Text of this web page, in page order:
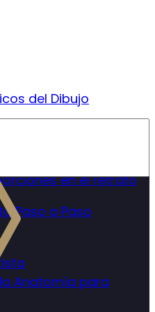
del Dibujo
en el retrato
Paso a Paso
Anatomía para